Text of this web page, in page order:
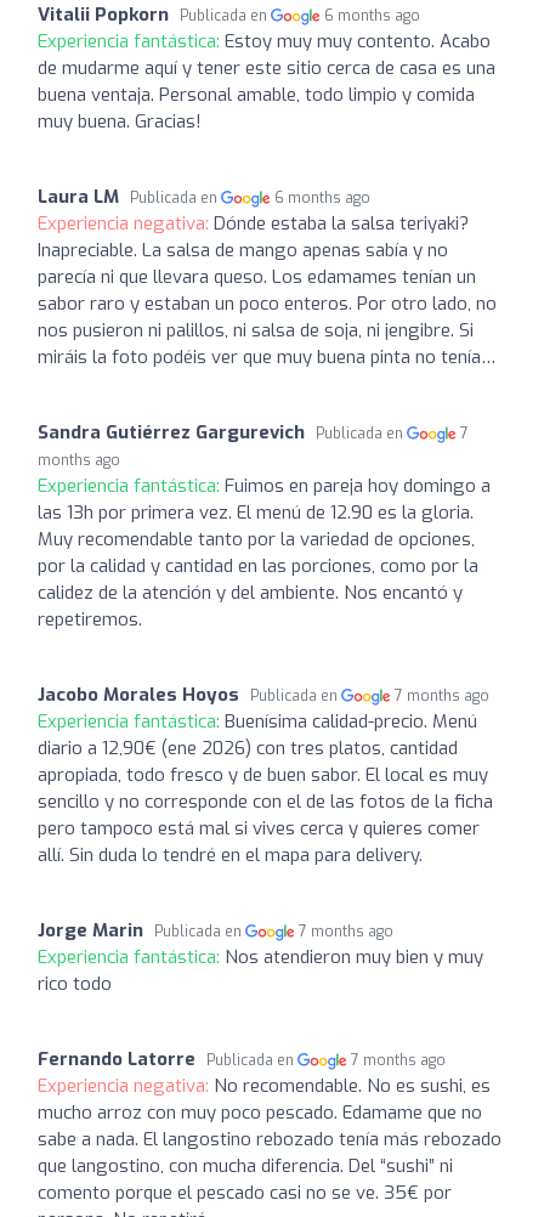
Vitalii Popkorn Publicada en 6 months ago
Experiencia fantástica: Estoy muy muy contento. Acabo
de mudarme aquí y tener este sitio cerca de casa es una
buena ventaja. Personal amable, todo limpio y comida
muy buena. Gracias!
Laura LM Publicada en 6 months ago
Experiencia negativa: Dónde estaba la salsa teriyaki?
Inapreciable. La salsa de mango apenas sabía y no
parecía ni que llevara queso. Los edamames tenían un
sabor raro y estaban un poco enteros. Por otro lado, no
nos pusieron ni palillos, ni salsa de soja, ni jengibre. Si
miráis la foto podéis ver que muy buena pinta no tenía…
Sandra Gutiérrez Gargurevich Publicada en
7
months ago
Experiencia fantástica: Fuimos en pareja hoy domingo a
las 13h por primera vez. El menú de 12.90 es la gloria.
Muy recomendable tanto por la variedad de opciones,
por la calidad y cantidad en las porciones, como por la
calidez de la atención y del ambiente. Nos encantó y
repetiremos.
Jacobo Morales Hoyos Publicada en 7 months ago
Experiencia fantástica: Buenísima calidad-precio. Menú
diario a 12,90€ (ene 2026) con tres platos, cantidad
apropiada, todo fresco y de buen sabor. El local es muy
sencillo y no corresponde con el de las fotos de la ficha
pero tampoco está mal si vives cerca y quieres comer
allí. Sin duda lo tendré en el mapa para delivery.
Jorge Marin Publicada en 7 months ago
Experiencia fantástica: Nos atendieron muy bien y muy
rico todo
Fernando Latorre Publicada en 7 months ago
Experiencia negativa: No recomendable. No es sushi, es
mucho arroz con muy poco pescado. Edamame que no
sabe a nada. El langostino rebozado tenía más rebozado
que langostino, con mucha diferencia. Del “sushi” ni
comento porque el pescado casi no se ve. 35€ por